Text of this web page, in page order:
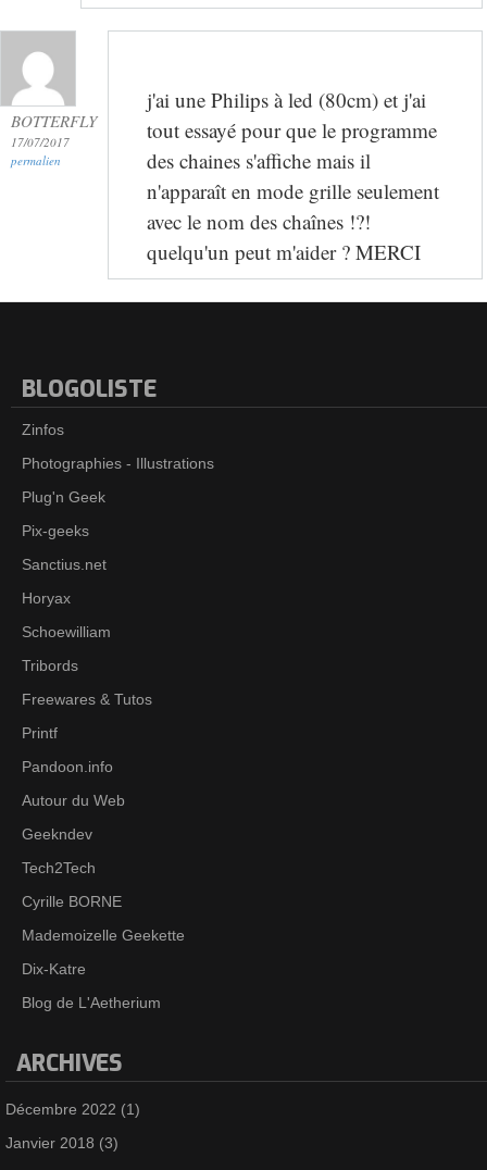
BOTTERFLY
17/07/2017
permalien
j'ai une Philips à led (80cm) et j'ai
tout essayé pour que le programme
des chaines s'affiche mais il
n'apparaît en mode grille seulement
avec le nom des chaînes !?!
quelqu'un peut m'aider ? MERCI
BLOGOLISTE
Zinfos
Photographies - Illustrations
Plug'n Geek
Pix-geeks
Sanctius.net
Horyax
Schoewilliam
Tribords
Freewares & Tutos
Printf
Pandoon.info
Autour du Web
Geekndev
Tech2Tech
Cyrille BORNE
Mademoizelle Geekette
Dix-Katre
Blog de L'Aetherium
ARCHIVES
Décembre 2022 (1)
Janvier 2018 (3)